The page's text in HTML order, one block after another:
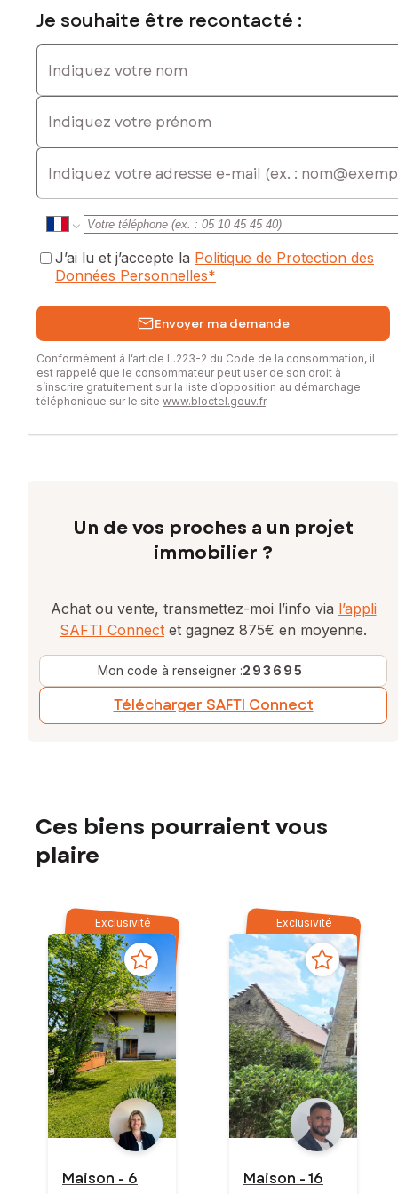
le canal CNR et les montagnes du Bugey.
Secteur très calme, maison éloignée de le route
départementale.
m avec cantine, garderie, d'une bibliothèque d'un
restaurant et de nombreuses associations.
A 5 minutes de Belley, 35 minutes d'Aix les Bains et
Chambéry, 1 heure de Lyon, Genève.
reste à votre disponibilité pour organiser une visite.
Les informations sur les risques auxquels ce bien est
exposé sont disponibles sur le site Géorisques :
Prix de vente : 370 000 €
Honoraires charge vendeur
Contactez votre conseiller SAFTI : Jean GIREL, Tél. : 06 43
13 02 04, E-mail : jean.girel@safti.fr - EI - Agent commercial
Je souhaite être recontacté :
Indiquez votre nom
Indiquez votre prénom
E-mail
J’ai lu et j’accepte la Politique de Protection des
Données Personnelles*
Envoyer ma demande
Conformément à l’article L.223-2 du Code de la consommation, il
est rappelé que le consommateur peut user de son droit à
s’inscrire gratuitement sur la liste d’opposition au démarchage
téléphonique sur le site www.bloctel.gouv.fr.
Un de vos proches a un projet
immobilier ?
Achat ou vente, transmettez-moi l’info via l’appli
SAFTI Connect et gagnez 875€ en moyenne.
Mon code à renseigner :293695
Télécharger SAFTI Connect
Ces biens pourraient vous
plaire
Exclusivité
Maison - 6
Exclusivité
Maison - 16